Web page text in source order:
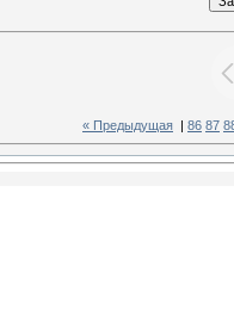
« Предыдущая 86 87